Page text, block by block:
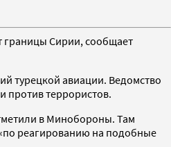
границы Сирии, сообщает
турецкой авиации. Ведомство
против террористов.
в Минобороны. Там
реагированию на подобные